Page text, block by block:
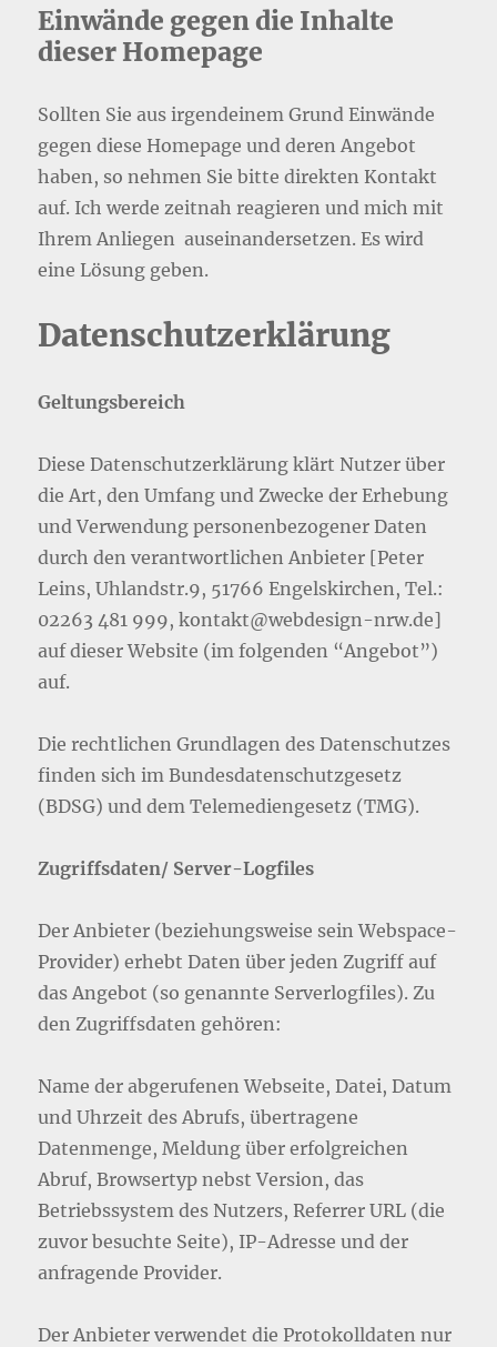
Einwände gegen die Inhalte
dieser Homepage
Sollten Sie aus irgendeinem Grund Einwände
gegen diese Homepage und deren Angebot
haben, so nehmen Sie bitte direkten Kontakt
auf. Ich werde zeitnah reagieren und mich mit
Ihrem Anliegen auseinandersetzen. Es wird
eine Lösung geben.
Datenschutzerklärung
Geltungsbereich
Diese Datenschutzerklärung klärt Nutzer über
die Art, den Umfang und Zwecke der Erhebung
und Verwendung personenbezogener Daten
durch den verantwortlichen Anbieter [Peter
Leins, Uhlandstr.9, 51766 Engelskirchen, Tel.:
02263 481 999, kontakt@webdesign-nrw.de]
auf dieser Website (im folgenden “Angebot”)
auf.
Die rechtlichen Grundlagen des Datenschutzes
finden sich im Bundesdatenschutzgesetz
(BDSG) und dem Telemediengesetz (TMG).
Zugriffsdaten/ Server-Logfiles
Der Anbieter (beziehungsweise sein Webspace-
Provider) erhebt Daten über jeden Zugriff auf
das Angebot (so genannte Serverlogfiles). Zu
den Zugriffsdaten gehören:
Name der abgerufenen Webseite, Datei, Datum
und Uhrzeit des Abrufs, übertragene
Datenmenge, Meldung über erfolgreichen
Abruf, Browsertyp nebst Version, das
Betriebssystem des Nutzers, Referrer URL (die
zuvor besuchte Seite), IP-Adresse und der
anfragende Provider.
Der Anbieter verwendet die Protokolldaten nur